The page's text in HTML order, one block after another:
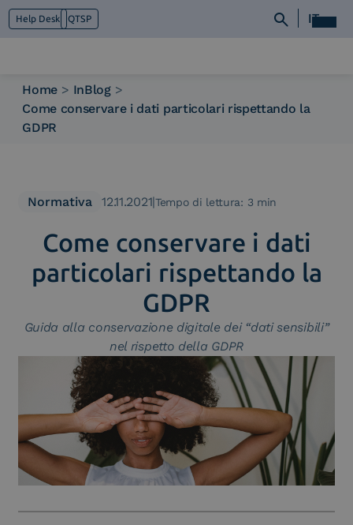
Help Desk QTSP IT
Chi siamo
News e Media
Home > InBlog >
Come conservare i dati particolari rispettando la
GDPR
Normativa 12.11.2021|Tempo di lettura: 3 min
Come conservare i dati
particolari rispettando la
GDPR
Guida alla conservazione digitale dei “dati sensibili”
nel rispetto della GDPR